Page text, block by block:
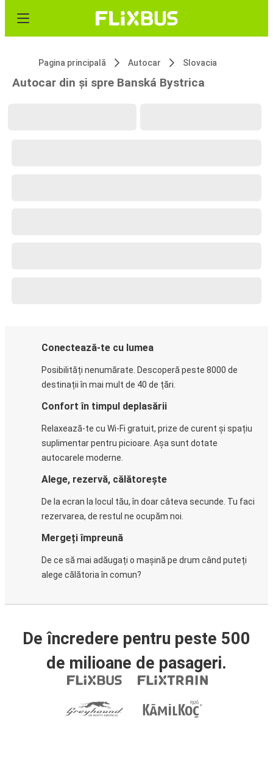
Pagina principală Autocar Slovacia
Autocar din și spre Banská Bystrica
Conectează-te cu lumea
Posibilități nenumărate. Descoperă peste 8000 de
destinații în mai mult de 40 de țări.
Confort în timpul deplasării
Relaxează-te cu Wi-Fi gratuit, prize de curent și spațiu
suplimentar pentru picioare. Așa sunt dotate
autocarele moderne.
Alege, rezervă, călătorește
De la ecran la locul tău, în doar câteva secunde. Tu faci
rezervarea, de restul ne ocupăm noi.
Mergeți împreună
De ce să mai adăugați o mașină pe drum când puteți
alege călătoria în comun?
De încredere pentru peste 500
de milioane de pasageri.